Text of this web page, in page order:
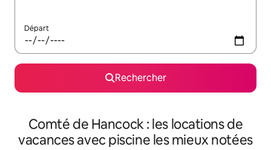
Départ
Rechercher
Comté de Hancock : les locations de
vacances avec piscine les mieux notées